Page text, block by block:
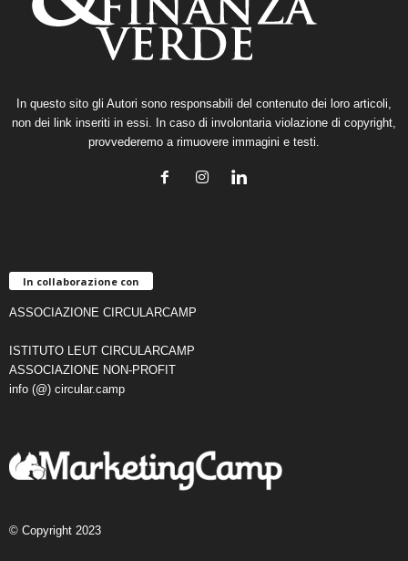
In questo sito gli Autori sono responsabili del contenuto dei loro articoli,
non dei link inseriti in essi. In caso di involontaria violazione di copyright,
provvederemo a rimuovere immagini e testi.
In collaborazione con
ASSOCIAZIONE CIRCULARCAMP
ISTITUTO LEUT CIRCULARCAMP
ASSOCIAZIONE NON-PROFIT
info (@) circular.camp
© Copyright 2023